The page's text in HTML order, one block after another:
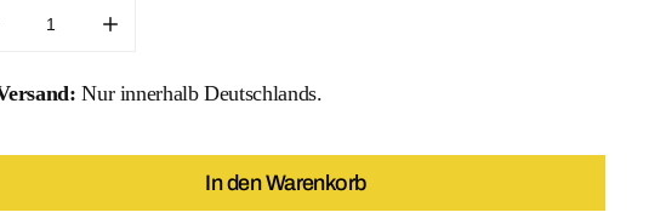
Nur innerhalb Deutschlands.
In den Warenkorb